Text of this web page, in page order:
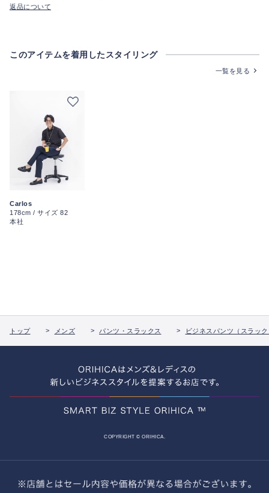
返品について
このアイテムを着用したスタイリング
一覧を見る
Carlos
178cm / サイズ 82
本社
トップ メンズ パンツ・スラックス ビジネスパンツ（スラッ
COPYRIGHT © ORIHICA.